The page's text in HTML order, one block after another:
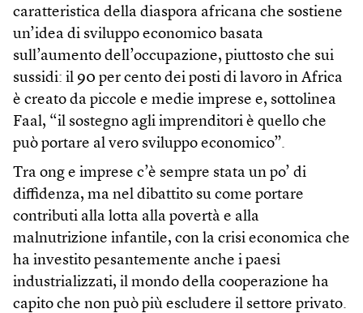
caratteristica della diaspora africana che sostiene
un’idea di sviluppo economico basata
sull’aumento dell’occupazione, piuttosto che sui
sussidi: il 90 per cento dei posti di lavoro in Africa
è creato da piccole e medie imprese e, sottolinea
Faal, “il sostegno agli imprenditori è quello che
può portare al vero sviluppo economico”.
Tra ong e imprese c’è sempre stata un po’ di
diffidenza, ma nel dibattito su come portare
contributi alla lotta alla povertà e alla
malnutrizione infantile, con la crisi economica che
ha investito pesantemente anche i paesi
industrializzati, il mondo della cooperazione ha
capito che non può più escludere il settore privato.